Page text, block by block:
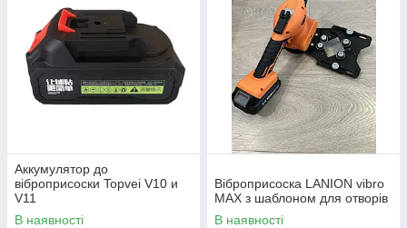
Аккумулятор до
віброприсоски Topvei V10 и
V11
В наявності
Віброприсоска LANION vibro
MAX з шаблоном для отворів
В наявності